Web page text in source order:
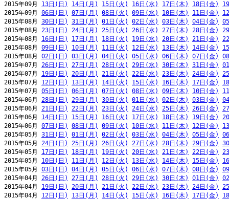
2015年09月 13日(日) 14日(月) 15日(火) 16日(水) 17日(木) 18日(金)
2015年09月 06日(日) 07日(月) 08日(火) 09日(水) 10日(木) 11日(金)
2015年08月 30日(日) 31日(月) 01日(火) 02日(水) 03日(木) 04日(金)
2015年08月 23日(日) 24日(月) 25日(火) 26日(水) 27日(木) 28日(金)
2015年08月 16日(日) 17日(月) 18日(火) 19日(水) 20日(木) 21日(金)
2015年08月 09日(日) 10日(月) 11日(火) 12日(水) 13日(木) 14日(金)
2015年08月 02日(日) 03日(月) 04日(火) 05日(水) 06日(木) 07日(金)
2015年07月 26日(日) 27日(月) 28日(火) 29日(水) 30日(木) 31日(金)
2015年07月 19日(日) 20日(月) 21日(火) 22日(水) 23日(木) 24日(金)
2015年07月 12日(日) 13日(月) 14日(火) 15日(水) 16日(木) 17日(金)
2015年07月 05日(日) 06日(月) 07日(火) 08日(水) 09日(木) 10日(金)
2015年06月 28日(日) 29日(月) 30日(火) 01日(水) 02日(木) 03日(金)
2015年06月 21日(日) 22日(月) 23日(火) 24日(水) 25日(木) 26日(金)
2015年06月 14日(日) 15日(月) 16日(火) 17日(水) 18日(木) 19日(金)
2015年06月 07日(日) 08日(月) 09日(火) 10日(水) 11日(木) 12日(金)
2015年05月 31日(日) 01日(月) 02日(火) 03日(水) 04日(木) 05日(金)
2015年05月 24日(日) 25日(月) 26日(火) 27日(水) 28日(木) 29日(金)
2015年05月 17日(日) 18日(月) 19日(火) 20日(水) 21日(木) 22日(金)
2015年05月 10日(日) 11日(月) 12日(火) 13日(水) 14日(木) 15日(金)
2015年05月 03日(日) 04日(月) 05日(火) 06日(水) 07日(木) 08日(金)
2015年04月 26日(日) 27日(月) 28日(火) 29日(水) 30日(木) 01日(金)
2015年04月 19日(日) 20日(月) 21日(火) 22日(水) 23日(木) 24日(金)
2015年04月 12日(日) 13日(月) 14日(火) 15日(水) 16日(木) 17日(金)